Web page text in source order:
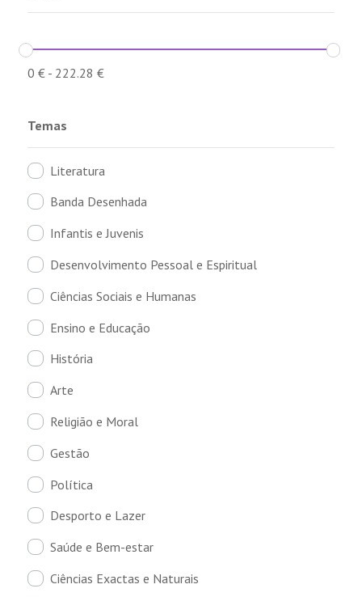
0 €- 222.28 €
Temas
Literatura
Banda Desenhada
Infantis e Juvenis
Desenvolvimento Pessoal e Espiritual
Ciências Sociais e Humanas
Ensino e Educação
História
Arte
Religião e Moral
Gestão
Política
Desporto e Lazer
Saúde e Bem-estar
Ciências Exactas e Naturais